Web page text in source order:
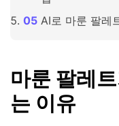
AI로 마룬 팔레
마룬 팔레
는 이유